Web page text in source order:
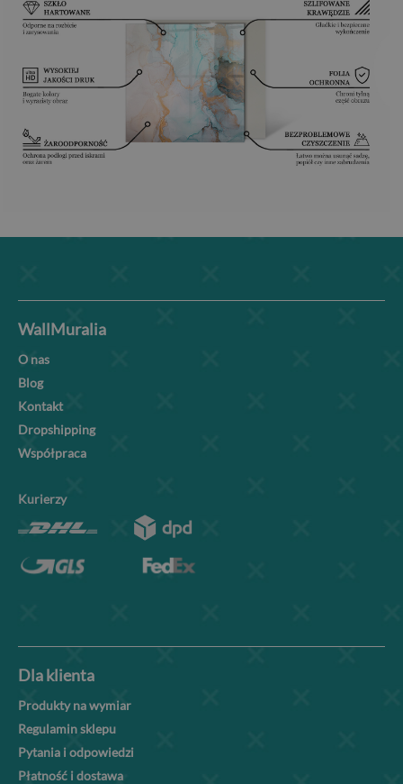
WallMuralia
O nas
Blog
Kontakt
Dropshipping
Współpraca
Kurierzy
Dla klienta
Produkty na wymiar
Regulamin sklepu
Pytania i odpowiedzi
Płatność i dostawa